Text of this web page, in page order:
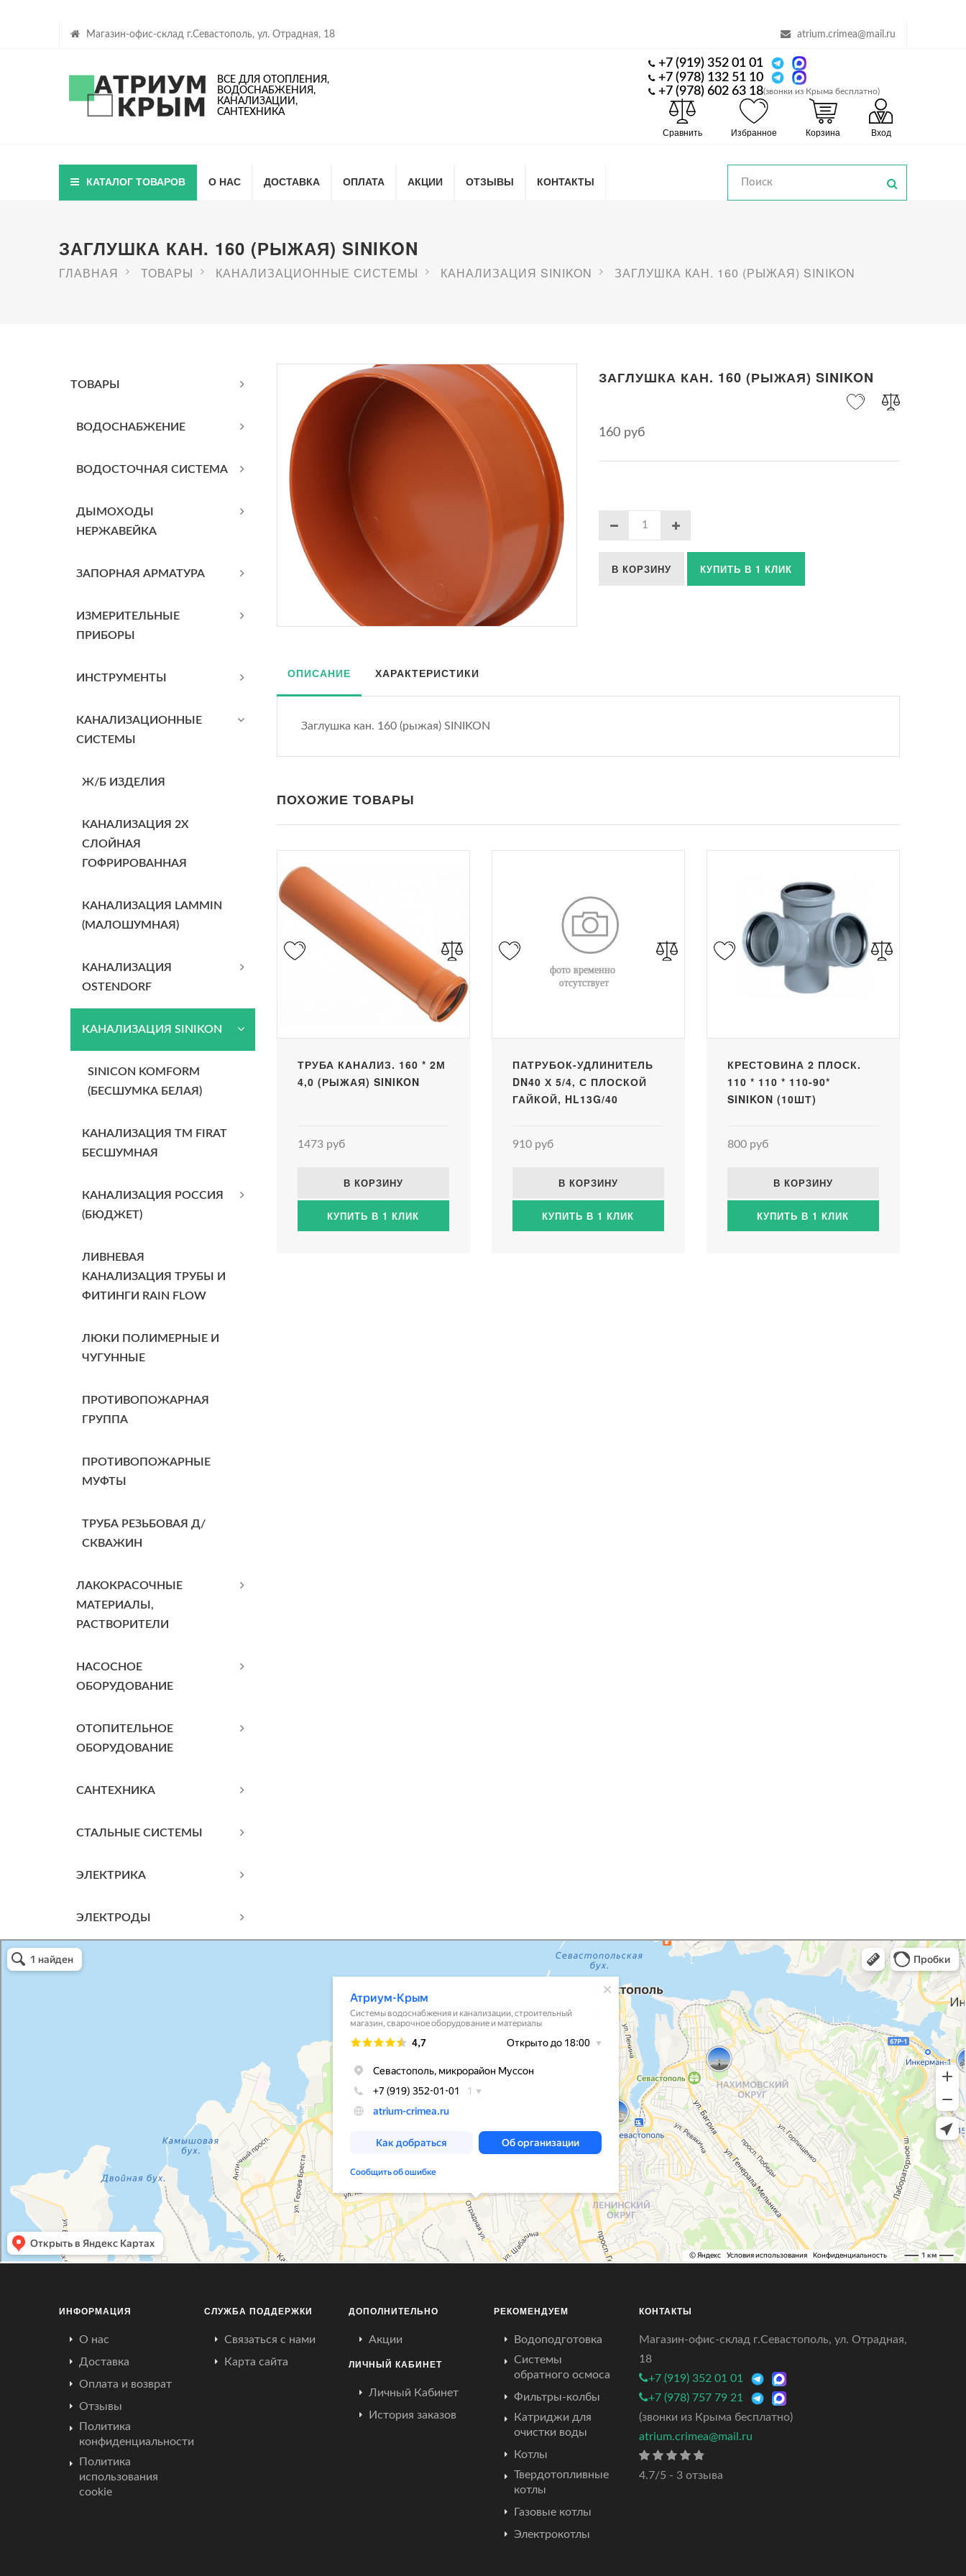
Магазин-офис-склад г.Севастополь, ул. Отрадная, 18 atrium.crimea@mail.ru
ВСЕ ДЛЯ ОТОПЛЕНИЯ,
ВОДОСНАБЖЕНИЯ,
КАНАЛИЗАЦИИ,
САНТЕХНИКА
+7 (919) 352 01 01
+7 (978) 132 51 10
+7 (978) 602 63 18(звонки из Крыма бесплатно)
Сравнить Избранное Корзина Вход
КАТАЛОГ ТОВАРОВ О НАС ДОСТАВКА ОПЛАТА АКЦИИ ОТЗЫВЫ КОНТАКТЫ
ЗАГЛУШКА КАН. 160 (РЫЖАЯ) SINIKON
ГЛАВНАЯ ТОВАРЫ КАНАЛИЗАЦИОННЫЕ СИСТЕМЫ КАНАЛИЗАЦИЯ SINIKON ЗАГЛУШКА КАН. 160 (РЫЖАЯ) SINIKON
ТОВАРЫ
BОДОСНАБЖЕНИЕ
ВОДОСТОЧНАЯ СИСТЕМА
ДЫМОХОДЫ
НЕРЖАВЕЙКА
ЗАПОРНАЯ АРМАТУРА
ИЗМЕРИТЕЛЬНЫЕ
ПРИБОРЫ
ИНСТРУМЕНТЫ
КАНАЛИЗАЦИОННЫЕ
СИСТЕМЫ
Ж/Б ИЗДЕЛИЯ
КАНАЛИЗАЦИЯ 2Х
СЛОЙНАЯ
ГОФРИРОВАННАЯ
КАНАЛИЗАЦИЯ LAMMIN
(МАЛОШУМНАЯ)
КАНАЛИЗАЦИЯ
OSTENDORF
КАНАЛИЗАЦИЯ SINIKON
SINICON KOMFORM
(БЕСШУМКА БЕЛАЯ)
КАНАЛИЗАЦИЯ TM FIRAT
БЕСШУМНАЯ
КАНАЛИЗАЦИЯ РОССИЯ
(БЮДЖЕТ)
ЛИВНЕВАЯ
КАНАЛИЗАЦИЯ ТРУБЫ И
ФИТИНГИ RAIN FLOW
ЛЮКИ ПОЛИМЕРНЫЕ И
ЧУГУННЫЕ
ПРОТИВОПОЖАРНАЯ
ГРУППА
ПРОТИВОПОЖАРНЫЕ
МУФТЫ
ТРУБА РЕЗЬБОВАЯ Д/
СКВАЖИН
ЛАКОКРАСОЧНЫЕ
МАТЕРИАЛЫ,
РАСТВОРИТЕЛИ
НАСОСНОЕ
ОБОРУДОВАНИЕ
ОТОПИТЕЛЬНОЕ
ОБОРУДОВАНИЕ
САНТЕХНИКА
СТАЛЬНЫЕ СИСТЕМЫ
ЭЛЕКТРИКА
ЭЛЕКТРОДЫ
ЗАГЛУШКА КАН. 160 (РЫЖАЯ) SINIKON
160 руб
В КОРЗИНУ КУПИТЬ В 1 КЛИК
ОПИСАНИЕ ХАРАКТЕРИСТИКИ
Заглушка кан. 160 (рыжая) SINIKON
ПОХОЖИЕ ТОВАРЫ
ТРУБА КАНАЛИЗ. 160 * 2М
4,0 (РЫЖАЯ) SINIKON
1473 руб
В КОРЗИНУ
КУПИТЬ В 1 КЛИК
ПАТРУБОК-УДЛИНИТЕЛЬ
DN40 Х 5/4, С ПЛОСКОЙ
ГАЙКОЙ, HL13G/40
910 руб
В КОРЗИНУ
КУПИТЬ В 1 КЛИК
КРЕСТОВИНА 2 ПЛОСК.
110 * 110 * 110-90*
SINIKON (10ШТ)
800 руб
В КОРЗИНУ
КУПИТЬ В 1 КЛИК
Атриум-Крым
Системы водоснабжения, отопления, канализации в Севастополе
Снабжение строительных объектов в Севастополе
ИНФОРМАЦИЯ
О нас
Доставка
Оплата и возврат
Отзывы
Политика
конфиденциальности
Политика
использования
cookie
СЛУЖБА ПОДДЕРЖКИ
Связаться с нами
Карта сайта
ДОПОЛНИТЕЛЬНО
Акции
ЛИЧНЫЙ КАБИНЕТ
Личный Кабинет
История заказов
РЕКОМЕНДУЕМ
Водоподготовка
Системы
обратного осмоса
Фильтры-колбы
Катриджи для
очистки воды
Котлы
Твердотопливные
котлы
Газовые котлы
Электрокотлы
КОНТАКТЫ
Магазин-офис-склад г.Севастополь, ул. Отрадная,
18
+7 (919) 352 01 01
+7 (978) 757 79 21
(звонки из Крыма бесплатно)
atrium.crimea@mail.ru
4.7/5 - 3 отзыва